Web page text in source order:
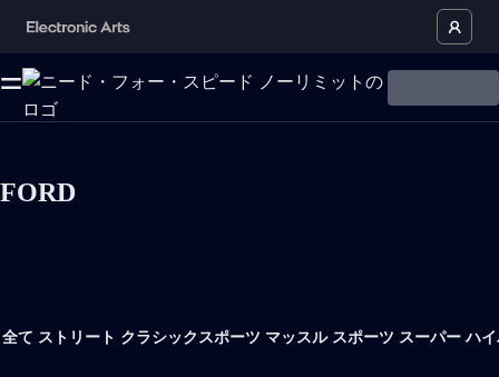
FORD
全て ストリート クラシックスポーツ マッスル スポーツ スーパー ハ